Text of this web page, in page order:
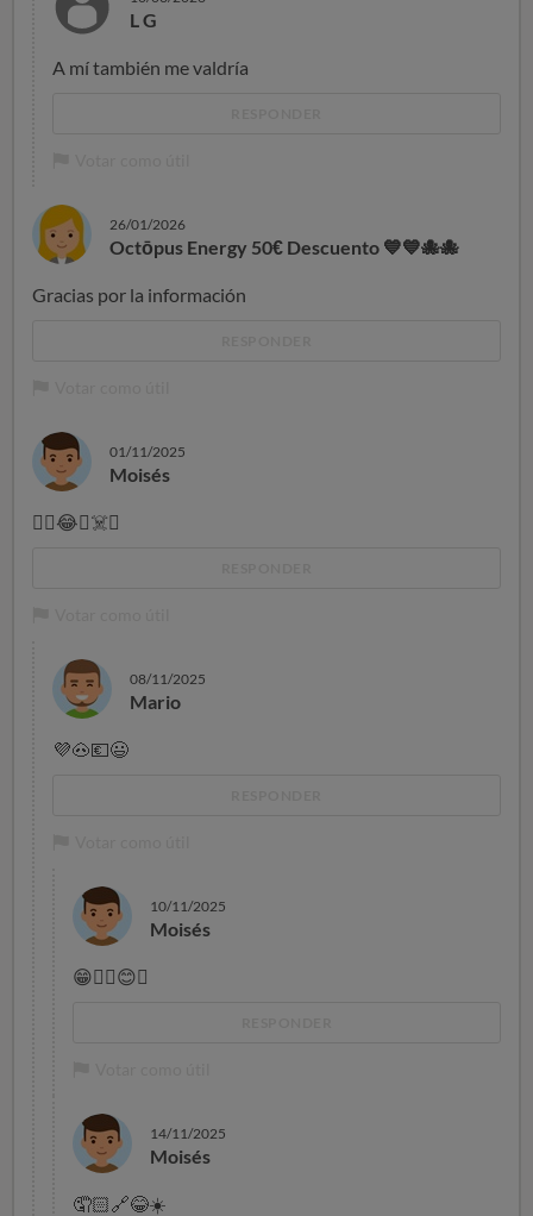
L G
A mí también me valdría
26/01/2026
Octōpus Energy 50€ Descuento 💙💙🐙🐙
Gracias por la información
01/11/2025
Moisés
😵😂🔗☠🤔
08/11/2025
Mario
💜🐽💶😃
10/11/2025
Moisés
😁👎🏻😊🌞
14/11/2025
Moisés
🤦🏻🔗😂☀